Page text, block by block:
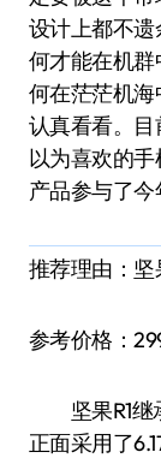
设计上都不
何才能在机
何在茫茫机
认真看看。
以为喜欢的
产品参与了今
推荐理由：坚
参考价格：
坚果R1继
正面采用了